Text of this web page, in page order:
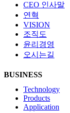
CEO 인사말
연혁
VISION
조직도
윤리경영
오시는길
BUSINESS
Technology
Products
Application